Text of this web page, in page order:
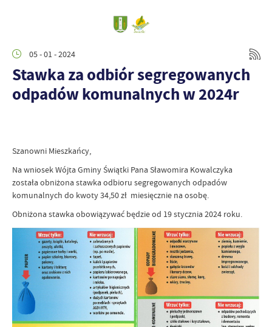
05 - 01 - 2024
Stawka za odbiór segregowanych
odpadów komunalnych w 2024r
Szanowni Mieszkańcy,
Na wniosek Wójta Gminy Świątki Pana Sławomira Kowalczyka
została obniżona stawka odbioru segregowanych odpadów
komunalnych do kwoty 34,50 zł miesięcznie na osobę.
Obniżona stawka obowiązywać będzie od 19 stycznia 2024 roku.